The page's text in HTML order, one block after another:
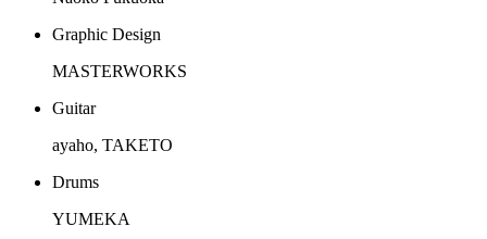
Graphic Design
MASTERWORKS
Guitar
ayaho, TAKETO
Drums
YUMEKA